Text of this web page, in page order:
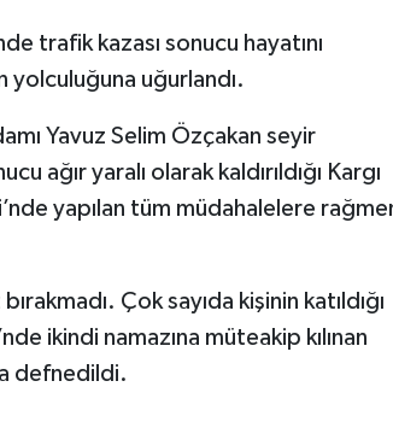
trafik kazası sonucu hayatını
yolculuğuna uğurlandı.
Yavuz Selim Özçakan seyir
ağır yaralı olarak kaldırıldığı Kargı
yapılan tüm müdahalelere
Çok sayıda kişinin katıldığı
ikindi namazına müteakip kılınan
defnedildi.